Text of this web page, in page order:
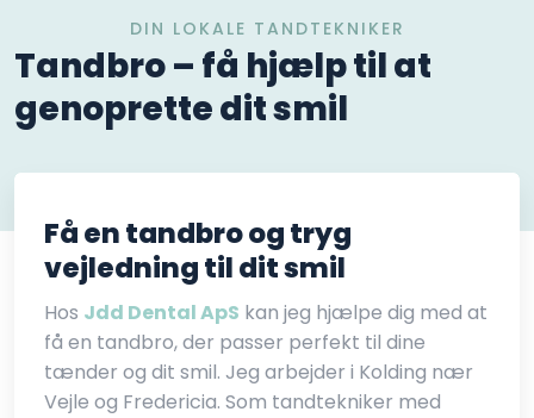
DIN LOKALE TANDTEKNIKER
​Tandbro – få hjælp til at
genoprette dit smil
Få en tandbro og tryg
vejledning til dit smil
Hos Jdd Dental ApS kan jeg hjælpe dig med at
få en tandbro, der passer perfekt til dine
tænder og dit smil. Jeg arbejder i Kolding nær
Vejle og Fredericia. Som tandtekniker med